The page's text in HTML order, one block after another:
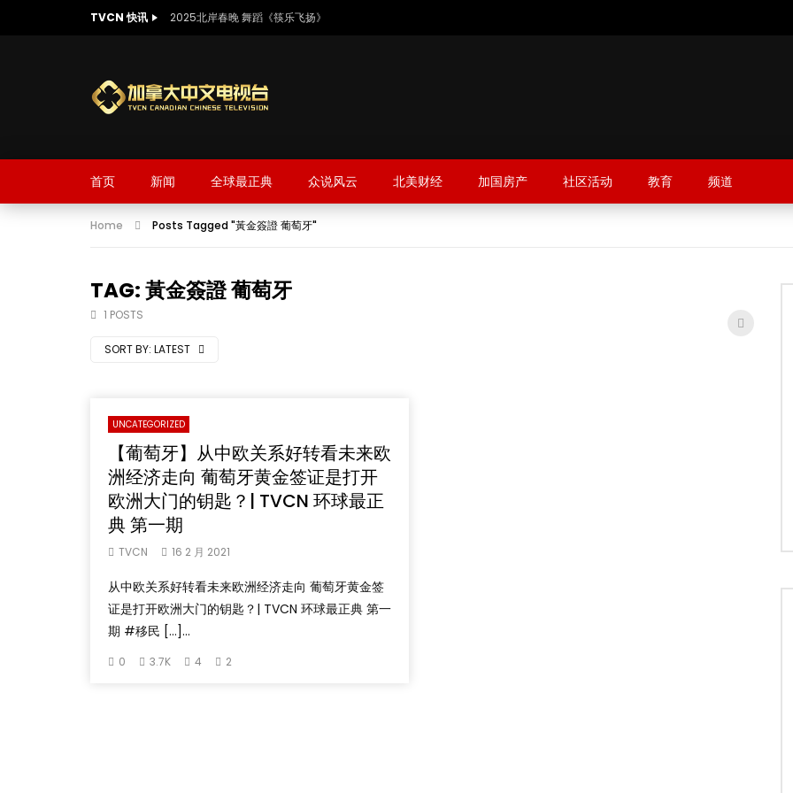
TVCN 快讯 2025北岸春晚 舞蹈《筷乐飞扬》
首页 新闻 全球最正典 众说风云 北美财经 加国房产 社区活动 教育 频道
Home Posts Tagged "黃金簽證 葡萄牙"
TAG: 黃金簽證 葡萄牙
1 POSTS
SORT BY: LATEST
UNCATEGORIZED
【葡萄牙】从中欧关系好转看未来欧
洲经济走向 葡萄牙黄金签证是打开
欧洲大门的钥匙？| TVCN 环球最正
典 第一期
TVCN 16 2 月 2021
从中欧关系好转看未来欧洲经济走向 葡萄牙黄金签
证是打开欧洲大门的钥匙？| TVCN 环球最正典 第一
期 #移民 […]...
0 3.7K 4 2